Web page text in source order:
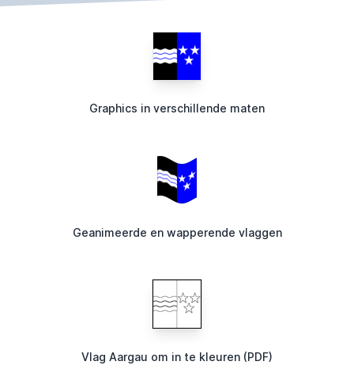
Graphics in verschillende maten
Geanimeerde en wapperende vlaggen
Vlag Aargau om in te kleuren (PDF)